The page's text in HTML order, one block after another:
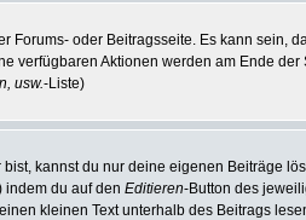
Forums- oder Beitragsseite. Es kann sein,
verfügbaren Aktionen werden am Ende der
usw.-Liste)
kannst du nur deine eigenen Beiträge
indem du auf den Editieren-Button des
kleinen Text unterhalb des Beitrags